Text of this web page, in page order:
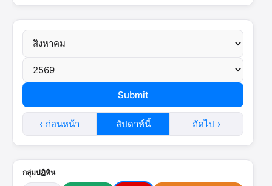
‹ ก่อนหน้า สัปดาห์นี้ ถัดไป ›
กลุ่มปฏิทิน